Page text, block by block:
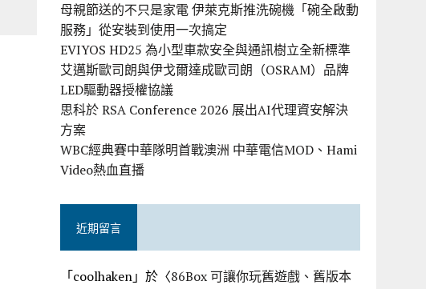
母親節送的不只是家電 伊萊克斯推洗碗機「碗全啟動
服務」從安裝到使用一次搞定
EVIYOS HD25 為小型車款安全與通訊樹立全新標準
艾邁斯歐司朗與伊戈爾達成歐司朗（OSRAM）品牌
LED驅動器授權協議
思科於 RSA Conference 2026 展出AI代理資安解決
方案
WBC經典賽中華隊明首戰澳洲 中華電信MOD、Hami
Video熱血直播
近期留言
「coolhaken」於〈86Box 可讓你玩舊遊戲、舊版本